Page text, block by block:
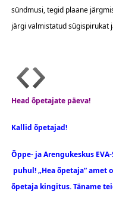
sündmusi, tegid plaane
järgi valmistatud sügispirukat
Head õpetajate päeva!
Kallid õpetajad!
Õppe- ja Arengukeskus
puhul! „Hea õpetaja” amet
õpetaja kingitus. Täname